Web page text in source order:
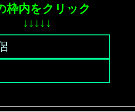
枠内をクリック
↓↓↓↓↓